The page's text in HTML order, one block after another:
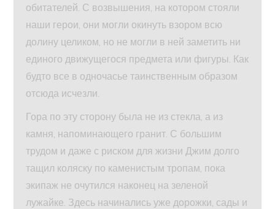
обитателей. С возвышения, на котором стояли
наши герои, они могли окинуть взором всю
долину целиком, но не могли в ней заметить ни
единого движущегося предмета или фигуры. Как
будто все в одночасье таинственным образом
отсюда исчезли.
Гора по эту сторону была не из стекла, а из
камня, напоминающего гранит. С большим
трудом и даже с риском для жизни Джим долго
тащил коляску по каменистым тропам, пока
экипаж не очутился наконец на зеленой
лужайке. Здесь начинались уже дорожки, сады и